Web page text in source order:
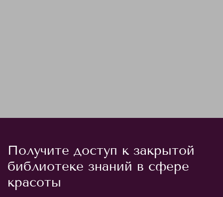
Получите доступ к закрытой
библиотеке знаний в сфере
красоты